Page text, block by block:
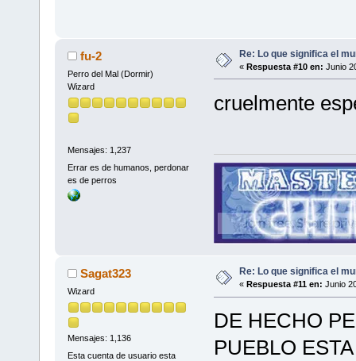
fu-2
Perro del Mal (Dormir)
Wizard
Mensajes: 1,237
Errar es de humanos, perdonar
es de perros
Re: Lo que significa el
« Respuesta #10 en: Junio
cruelmente
Sagat323
Wizard
Mensajes: 1,136
Esta cuenta de usuario esta
Re: Lo que significa el
« Respuesta #11 en: Junio
DE HECHO
PUEBLO